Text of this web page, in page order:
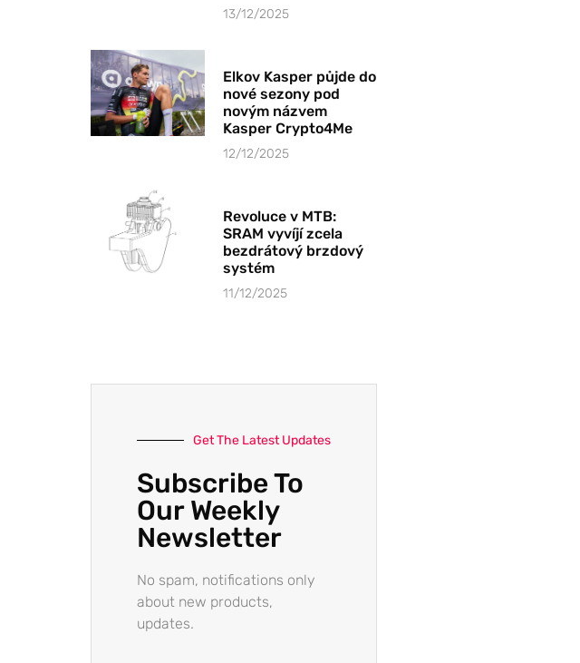
13/12/2025
Elkov Kasper půjde do
nové sezony pod
novým názvem
Kasper Crypto4Me
12/12/2025
Revoluce v MTB:
SRAM vyvíjí zcela
bezdrátový brzdový
systém
11/12/2025
Get The Latest Updates
Subscribe To
Our Weekly
Newsletter
No spam, notifications only
about new products,
updates.